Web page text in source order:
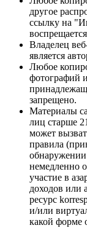
другое
ссылку на
Владелец
является
Любое
фотографий
запрещено.
Материалы
лиц старше
может
правила
немедленно
участие в
доходов или
ресурс
и/или
какой форме